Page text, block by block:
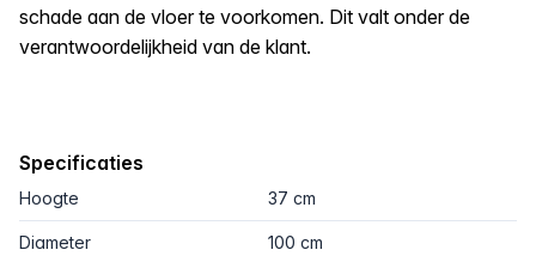
schade aan de vloer te voorkomen. Dit valt onder de
verantwoordelijkheid van de klant.
Specificaties
Hoogte 37 cm
Diameter 100 cm